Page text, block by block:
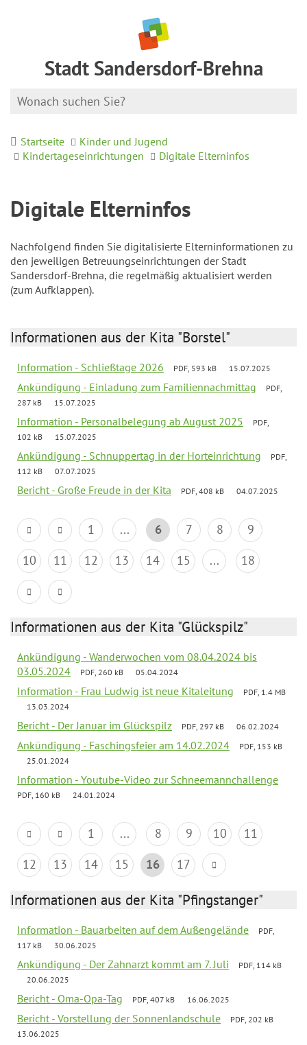
Stadt Sandersdorf-Brehna
Startseite
Kinder und Jugend
Kindertageseinrichtungen
Digitale Elterninfos
Digitale Elterninfos
Nachfolgend finden Sie digitalisierte Elterninformationen zu
den jeweiligen Betreuungseinrichtungen der Stadt
Sandersdorf-Brehna, die regelmäßig aktualisiert werden
(zum Aufklappen).
Informationen aus der Kita "Borstel"
Information - Schließtage 2026 PDF, 593 kB 15.07.2025
Ankündigung - Einladung zum Familiennachmittag
PDF,
287 kB
15.07.2025
Information - Personalbelegung ab August 2025
PDF,
102 kB
15.07.2025
Ankündigung - Schnuppertag in der Horteinrichtung
PDF,
112 kB
07.07.2025
Bericht - Große Freude in der Kita PDF, 408 kB 04.07.2025
1 ... 6 7 8
9
10
11 12 13 14 15 ... 18
Informationen aus der Kita "Glückspilz"
Ankündigung - Wanderwochen vom 08.04.2024 bis
03.05.2024
PDF, 260 kB 05.04.2024
Information - Frau Ludwig ist neue Kitaleitung
PDF, 1.4 MB
13.03.2024
Bericht - Der Januar im Glückspilz PDF, 297 kB 06.02.2024
Ankündigung - Faschingsfeier am 14.02.2024
PDF, 153 kB
25.01.2024
Information - Youtube-Video zur Schneemannchallenge
PDF, 160 kB 24.01.2024
1 ... 8 9 10
11
12
13 14 15 16 17
Informationen aus der Kita "Pfingstanger"
Information - Bauarbeiten auf dem Außengelände
PDF,
117 kB
30.06.2025
Ankündigung - Der Zahnarzt kommt am 7. Juli
PDF, 114 kB
20.06.2025
Bericht - Oma-Opa-Tag PDF, 407 kB 16.06.2025
Bericht - Vorstellung der Sonnenlandschule
PDF, 202 kB
13.06.2025